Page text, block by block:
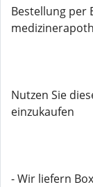
Bestellung per
Nutzen Sie
einzukaufen
- Wir liefern